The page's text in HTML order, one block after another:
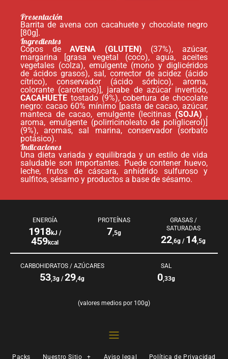
Presentación
Barrita de avena con cacahuete y chocolate negro
[80g].
Ingredientes
Copos deAVENA (GLUTEN) (37%), azúcar,
margarina [grasa vegetal (coco), agua, aceites
vegetales (colza), emulgente (mono y diglicéridos
de ácidos grasos), sal, corrector de acidez (ácido
cítrico), conservador (ácido sórbico), aroma,
colorante (carotenos)], jarabe de azúcar invertido,
CACAHUETE tostado (9%), cobertura de chocolate
negro: cacao 60% mínimo [pasta de cacao, azúcar,
manteca de cacao, emulgente (lecitinas (SOJA) ,
aroma, emulgente (polirricinoleato de poliglicerol)]
(9%), aromas, sal marina, conservador (sorbato
potásico).
Indicaciones
Una dieta variada y equilibrada y un estilo de vida
saludable son importantes. Puede contener huevo,
leche, frutos de cáscara, anhídrido sulfuroso y
sulfitos, sésamo y productos a base de sésamo.
ENERGÍA
1918kJ /
459kcal
PROTEÍNAS
7,5g
GRASAS /
SATURADAS
22,6g / 14,5g
CARBOHIDRATOS / AZÚCARES
53,3g /29,4g
SAL
0,33g
(valores medios por 100g)
Packs Nuestro Sitio + Aviso legal Política de Privacidad